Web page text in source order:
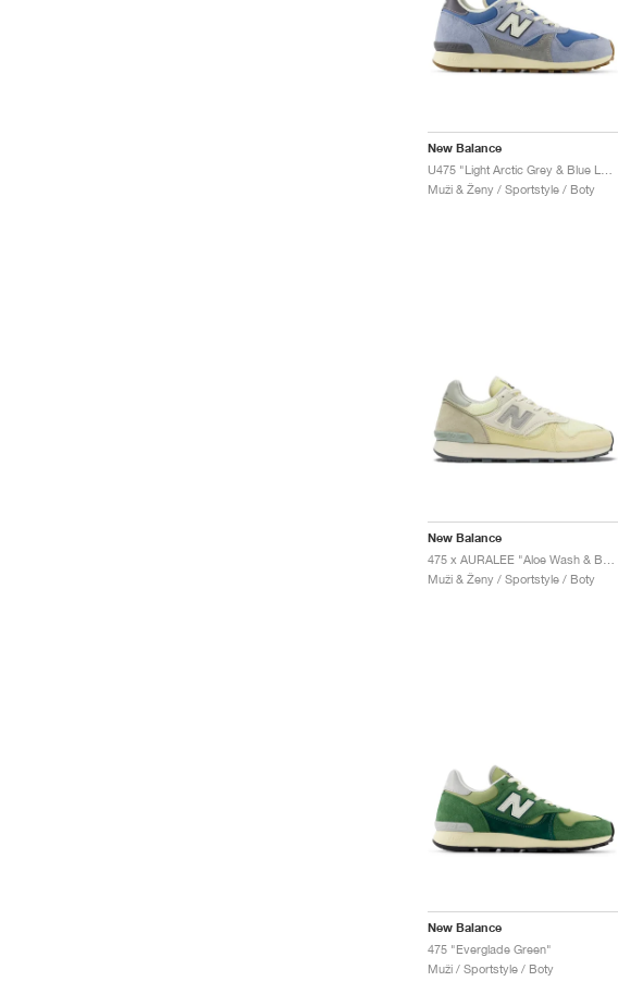
New Balance
Muži & Ženy / Sportstyle / Boty
New Balance
Muži & Ženy / Sportstyle / Boty
New Balance
475 "Everglade Green"
Muži / Sportstyle / Boty